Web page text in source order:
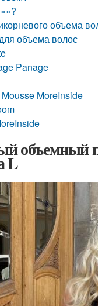
объема
объема волос
Panage
MoreInside
объемный
L